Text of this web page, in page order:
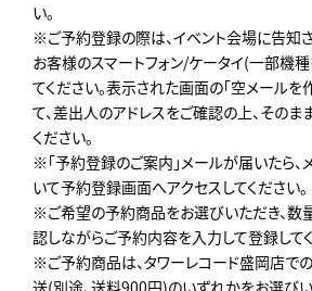
い。
※ご予約登録の際は、イベント会場に告知
お客様のスマートフォン/ケータイ(一部機
てください。表示された画面の「空メールを
て、差出人のアドレスをご確認の上、その
ください。
※「予約登録のご案内」メールが届いたら
いて予約登録画面へアクセスしてください。
※ご希望の予約商品をお選びいただき、数
認しながらご予約内容を入力して登録してく
※ご予約商品は、タワーレコード盛岡店で